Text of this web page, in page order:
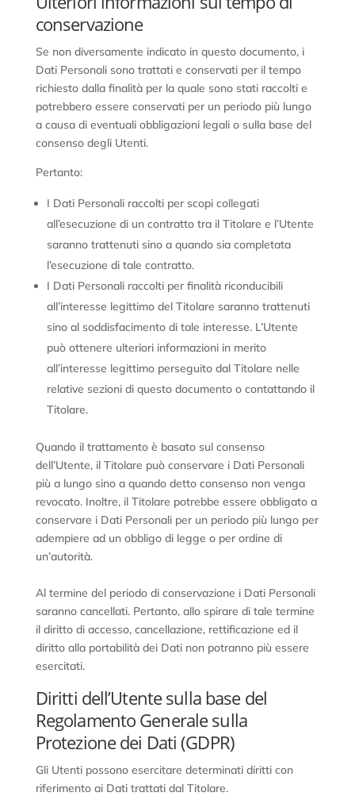
conservazione
Se non diversamente indicato in questo documento, i
Dati Personali sono trattati e conservati per il tempo
richiesto dalla finalità per la quale sono stati raccolti e
potrebbero essere conservati per un periodo più lungo
a causa di eventuali obbligazioni legali o sulla base del
consenso degli Utenti.
Pertanto:
I Dati Personali raccolti per scopi collegati
all’esecuzione di un contratto tra il Titolare e l’Utente
saranno trattenuti sino a quando sia completata
l’esecuzione di tale contratto.
I Dati Personali raccolti per finalità riconducibili
all’interesse legittimo del Titolare saranno trattenuti
sino al soddisfacimento di tale interesse. L’Utente
può ottenere ulteriori informazioni in merito
all’interesse legittimo perseguito dal Titolare nelle
relative sezioni di questo documento o contattando il
Titolare.
Quando il trattamento è basato sul consenso
dell’Utente, il Titolare può conservare i Dati Personali
più a lungo sino a quando detto consenso non venga
revocato. Inoltre, il Titolare potrebbe essere obbligato a
conservare i Dati Personali per un periodo più lungo per
adempiere ad un obbligo di legge o per ordine di
un’autorità.
Al termine del periodo di conservazione i Dati Personali
saranno cancellati. Pertanto, allo spirare di tale termine
il diritto di accesso, cancellazione, rettificazione ed il
diritto alla portabilità dei Dati non potranno più essere
esercitati.
Diritti dell’Utente sulla base del
Regolamento Generale sulla
Protezione dei Dati (GDPR)
Gli Utenti possono esercitare determinati diritti con
riferimento ai Dati trattati dal Titolare.